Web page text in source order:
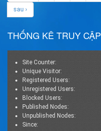
sau ›
THỐNG KÊ TRUY CẬP
Site Counter:
Unique Visitor:
Registered Users:
Unregistered Users:
Blocked Users:
Published Nodes:
Unpublished Nodes:
Since: